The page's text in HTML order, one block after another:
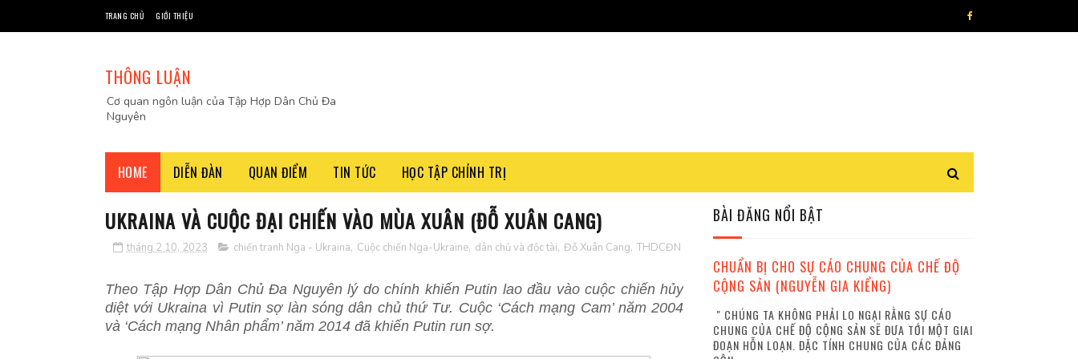
TRANG CHỦ GIỚI THIỆU
THÔNG LUẬN
Cơ quan ngôn luận của Tập Hợp Dân Chủ Đa
Nguyên
HOME DIỄN ĐÀN QUAN ĐIỂM TIN TỨC HỌC TẬP CHÍNH TRỊ
UKRAINA VÀ CUỘC ĐẠI CHIẾN VÀO MÙA XUÂN (ĐỖ XUÂN CANG)
tháng 2 10, 2023 chiến tranh Nga - Ukraina, Cuộc chiến Nga-Ukraine, dân chủ và độc tài, Đỗ Xuân Cang, THDCĐN
Theo Tập Hợp Dân Chủ Đa Nguyên lý do chính khiến Putin lao đầu vào cuộc chiến hủy
diệt với Ukraina vì Putin sợ làn sóng dân chủ thứ Tư. Cuộc ‘Cách mạng Cam’ năm 2004
và ‘Cách mạng Nhân phẩm’ năm 2014 đã khiến Putin run sợ.
BÀI ĐĂNG NỔI BẬT
CHUẨN BỊ CHO SỰ CÁO CHUNG CỦA CHẾ ĐỘ
CỘNG SẢN (NGUYỄN GIA KIỂNG)
" CHÚNG TA KHÔNG PHẢI LO NGẠI RẰNG SỰ CÁO
CHUNG CỦA CHẾ ĐỘ CỘNG SẢN SẼ ĐƯA TỚI MỘT GIAI
ĐOẠN HỖN LOẠN. ĐẶC TÍNH CHUNG CỦA CÁC ĐẢNG